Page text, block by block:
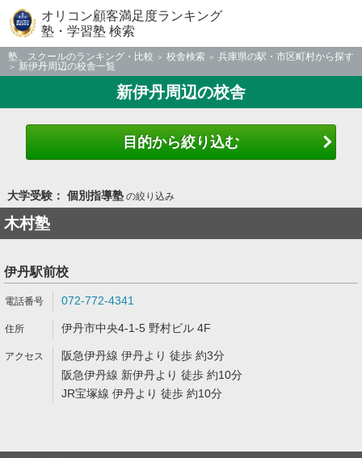
オリコン顧客満足度ランキング
塾・学習塾 検索
塾、スクールのランキング・比較 校舎検索
兵庫県の駅・市区町村から探す
新伊丹周辺の校舎一覧
新伊丹周辺の校舎
目的から絞り込む
大学受験： 個別指導塾の絞り込み
木村塾
伊丹駅前校
072-772-4341
伊丹市中央4-1-5 野村ビル 4F
阪急伊丹線 伊丹より 徒歩 約3分
阪急伊丹線 新伊丹より 徒歩 約10分
JR宝塚線 伊丹より 徒歩 約10分